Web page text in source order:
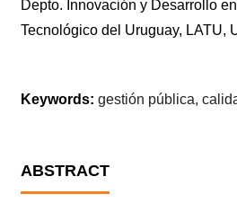
Depto. Innovación y Desarrollo
Tecnológico del Uruguay, LATU,
Keywords: gestión pública,
ABSTRACT